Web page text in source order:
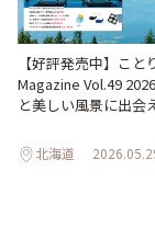
【好評発売中】こと
Magazine Vol.49
と美しい風景に出会
北海道